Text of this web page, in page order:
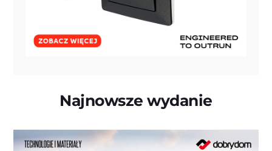
Najnowsze wydanie